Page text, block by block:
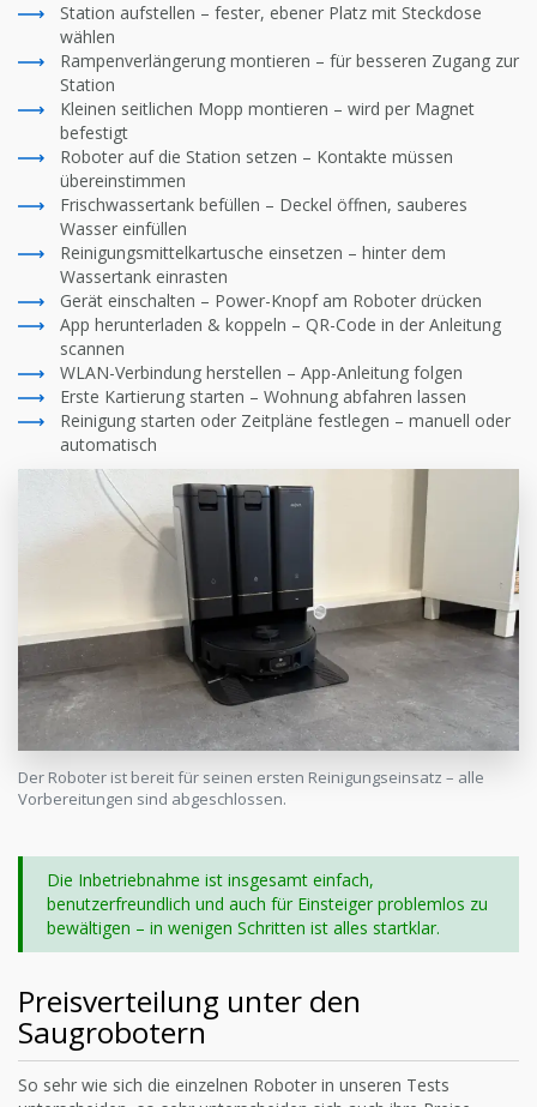
Station aufstellen – fester, ebener Platz mit Steckdose
wählen
Rampenverlängerung montieren – für besseren Zugang zur
Station
Kleinen seitlichen Mopp montieren – wird per Magnet
befestigt
Roboter auf die Station setzen – Kontakte müssen
übereinstimmen
Frischwassertank befüllen – Deckel öffnen, sauberes
Wasser einfüllen
Reinigungsmittelkartusche einsetzen – hinter dem
Wassertank einrasten
Gerät einschalten – Power-Knopf am Roboter drücken
App herunterladen & koppeln – QR-Code in der Anleitung
scannen
WLAN-Verbindung herstellen – App-Anleitung folgen
Erste Kartierung starten – Wohnung abfahren lassen
Reinigung starten oder Zeitpläne festlegen – manuell oder
automatisch
Der Roboter ist bereit für seinen ersten Reinigungseinsatz – alle
Vorbereitungen sind abgeschlossen.
Die Inbetriebnahme ist insgesamt einfach,
benutzerfreundlich und auch für Einsteiger problemlos zu
bewältigen – in wenigen Schritten ist alles startklar.
Preisverteilung unter den
Saugrobotern
So sehr wie sich die einzelnen Roboter in unseren Tests